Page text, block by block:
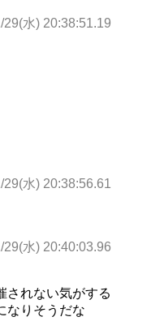
29(水) 20:38:51.19
29(水) 20:38:56.61
29(水) 20:40:03.96
されない気がする
なりそうだな